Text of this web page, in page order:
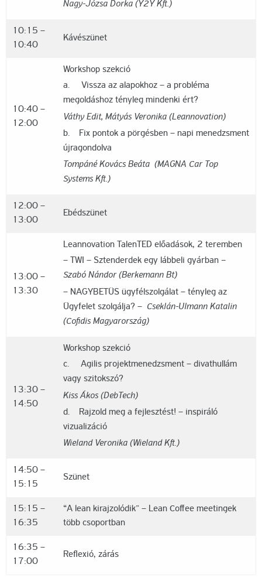
Nagy-Józsa Dorka (Y2Y Kft.)
10:15 –
10:40
Kávészünet
10:40 –
12:00
Workshop szekció
a. Vissza az alapokhoz – a probléma
megoldáshoz tényleg mindenki ért?
Váthy Edit, Mátyás Veronika (Leannovation)
b. Fix pontok a pörgésben – napi menedzsment
újragondolva
Tompáné Kovács Beáta (MAGNA Car Top
Systems Kft.)
12:00 –
13:00
Ebédszünet
13:00 –
13:30
Leannovation TalenTED előadások, 2 teremben
– TWI – Sztenderdek egy lábbeli gyárban –
Szabó Nándor (Berkemann Bt)
– NAGYBETÜS ügyfélszolgálat – tényleg az
Ügyfelet szolgálja? – Cseklán-Ulmann Katalin
(Cofidis Magyarország)
13:30 –
14:50
Workshop szekció
c. Agilis projektmenedzsment – divathullám
vagy szitokszó?
Kiss Ákos (DebTech)
d. Rajzold meg a fejlesztést! – inspiráló
vizualizáció
Wieland Veronika (Wieland Kft.)
14:50 –
15:15
Szünet
15:15 –
16:35
“A lean kirajzolódik” – Lean Coffee meetingek
több csoportban
16:35 –
17:00
Reflexió, zárás